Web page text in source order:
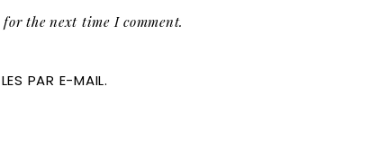
the next time I comment.
PAR E-MAIL.